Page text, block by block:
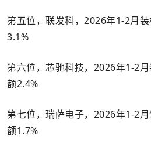
第五位，联发科，2026年1-2月
3.1%
第六位，芯驰科技，2026年1-2
额2.4%
第七位，瑞萨电子，2026年1-2
额1.7%